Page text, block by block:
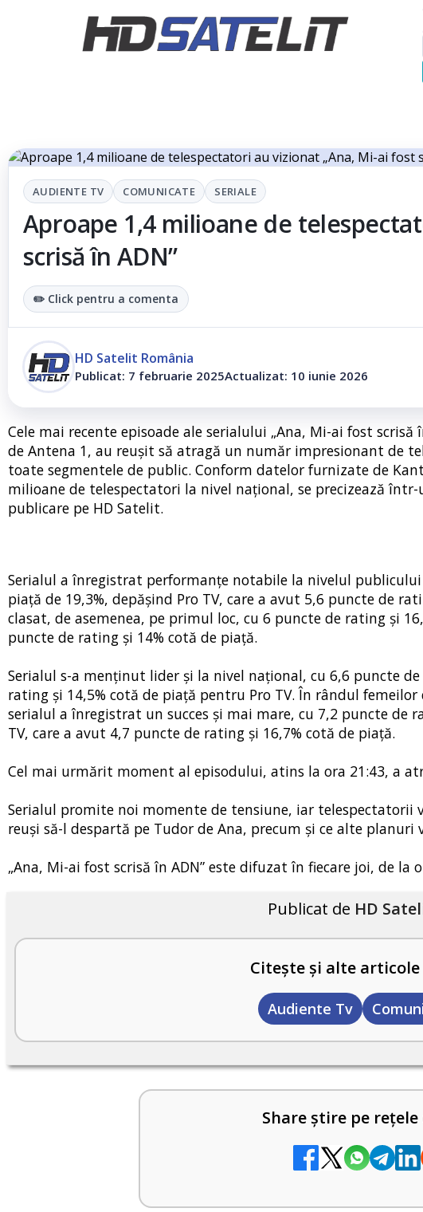
AUDIENTE TV COMUNICATE SERIALE
Aproape 1,4 milioane de
scrisă în ADN”
✏️ Click pentru a comenta
HD Satelit România
Publicat: 7 februarie 2025Actualizat: 10 iunie 2026
Cele mai recente episoade ale serialului „Ana, Mi-ai fost
de Antena 1, au reușit să atragă un număr impresionant de
toate segmentele de public. Conform datelor furnizate de
milioane de telespectatori la nivel național, se precizează
publicare pe HD Satelit.
Serialul a înregistrat performanțe notabile la nivelul
piață de 19,3%, depășind Pro TV, care a avut 5,6 puncte de
clasat, de asemenea, pe primul loc, cu 6 puncte de rating și
puncte de rating și 14% cotă de piață.
Serialul s-a menținut lider și la nivel național, cu 6,6 puncte
rating și 14,5% cotă de piață pentru Pro TV. În rândul
serialul a înregistrat un succes și mai mare, cu 7,2 puncte de
TV, care a avut 4,7 puncte de rating și 16,7% cotă de piață.
Cel mai urmărit moment al episodului, atins la ora 21:43, a
Serialul promite noi momente de tensiune, iar telespectatorii
reuși să-l despartă pe Tudor de Ana, precum și ce alte planuri
„Ana, Mi-ai fost scrisă în ADN” este difuzat în fiecare joi, de la
Publicat de HD
Citește și alte
Audiente Tv
Share știre pe